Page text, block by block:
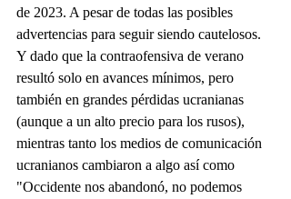
de 2023. A pesar de todas las posibles
advertencias para seguir siendo cautelosos.
Y dado que la contraofensiva de verano
resultó solo en avances mínimos, pero
también en grandes pérdidas ucranianas
(aunque a un alto precio para los rusos),
mientras tanto los medios de comunicación
ucranianos cambiaron a algo así como
"Occidente nos abandonó, no podemos